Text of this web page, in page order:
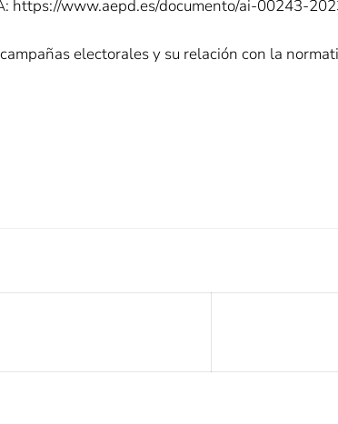
https://www.aepd.es/documento/ai-00243-
electorales y su relación con la